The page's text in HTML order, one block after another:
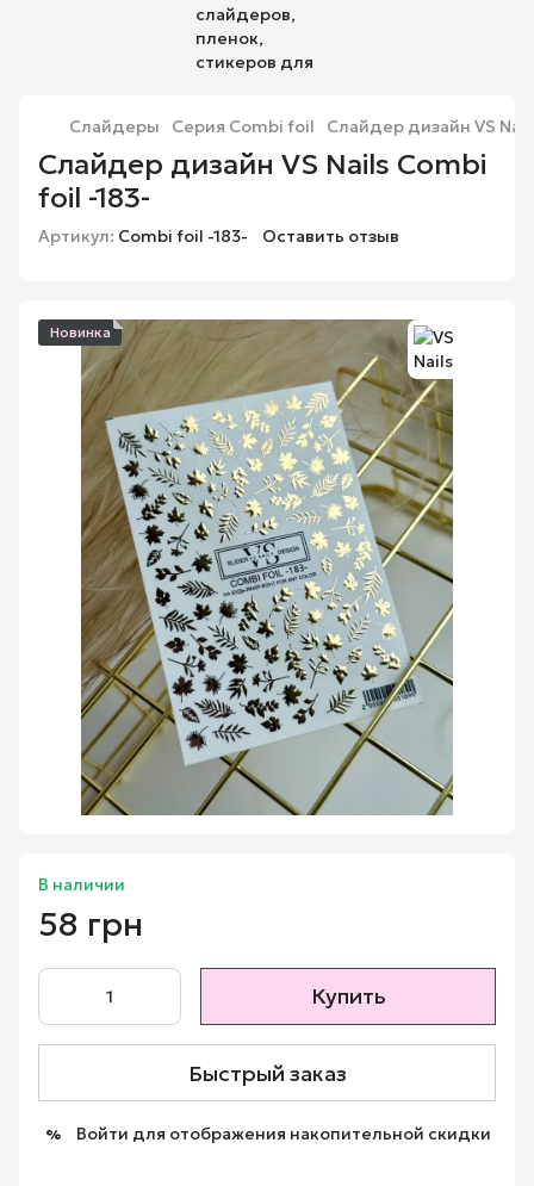
Слайдеры Серия Combi foil Слайдер дизайн VS
Слайдер дизайн VS Nails Combi
foil -183-
Артикул: Combi foil -183- Оставить отзыв
Новинка
В наличии
58 грн
Купить
Быстрый заказ
% Войти для отображения накопительной скидки